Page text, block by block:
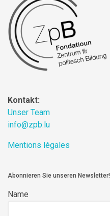
Kontakt:
Unser Team
info@zpb.lu
Mentions légales
Abonnieren Sie unseren Newsletter!
Name